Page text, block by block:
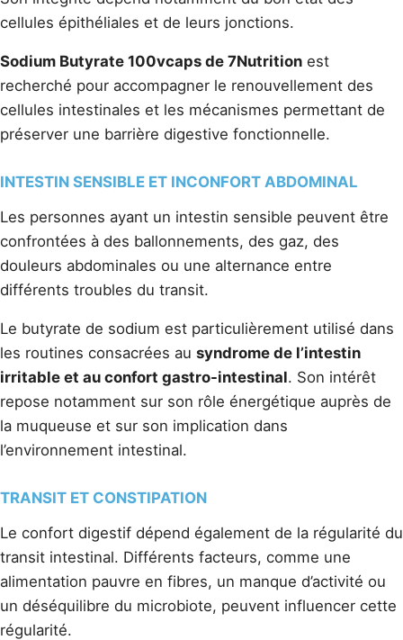
cellules épithéliales et de leurs jonctions.
Sodium Butyrate 100vcaps de 7Nutrition est
recherché pour accompagner le renouvellement des
cellules intestinales et les mécanismes permettant de
préserver une barrière digestive fonctionnelle.
INTESTIN SENSIBLE ET INCONFORT ABDOMINAL
Les personnes ayant un intestin sensible peuvent être
confrontées à des ballonnements, des gaz, des
douleurs abdominales ou une alternance entre
différents troubles du transit.
Le butyrate de sodium est particulièrement utilisé dans
les routines consacrées au syndrome de l’intestin
irritable et au confort gastro-intestinal. Son intérêt
repose notamment sur son rôle énergétique auprès de
la muqueuse et sur son implication dans
l’environnement intestinal.
TRANSIT ET CONSTIPATION
Le confort digestif dépend également de la régularité du
transit intestinal. Différents facteurs, comme une
alimentation pauvre en fibres, un manque d’activité ou
un déséquilibre du microbiote, peuvent influencer cette
régularité.